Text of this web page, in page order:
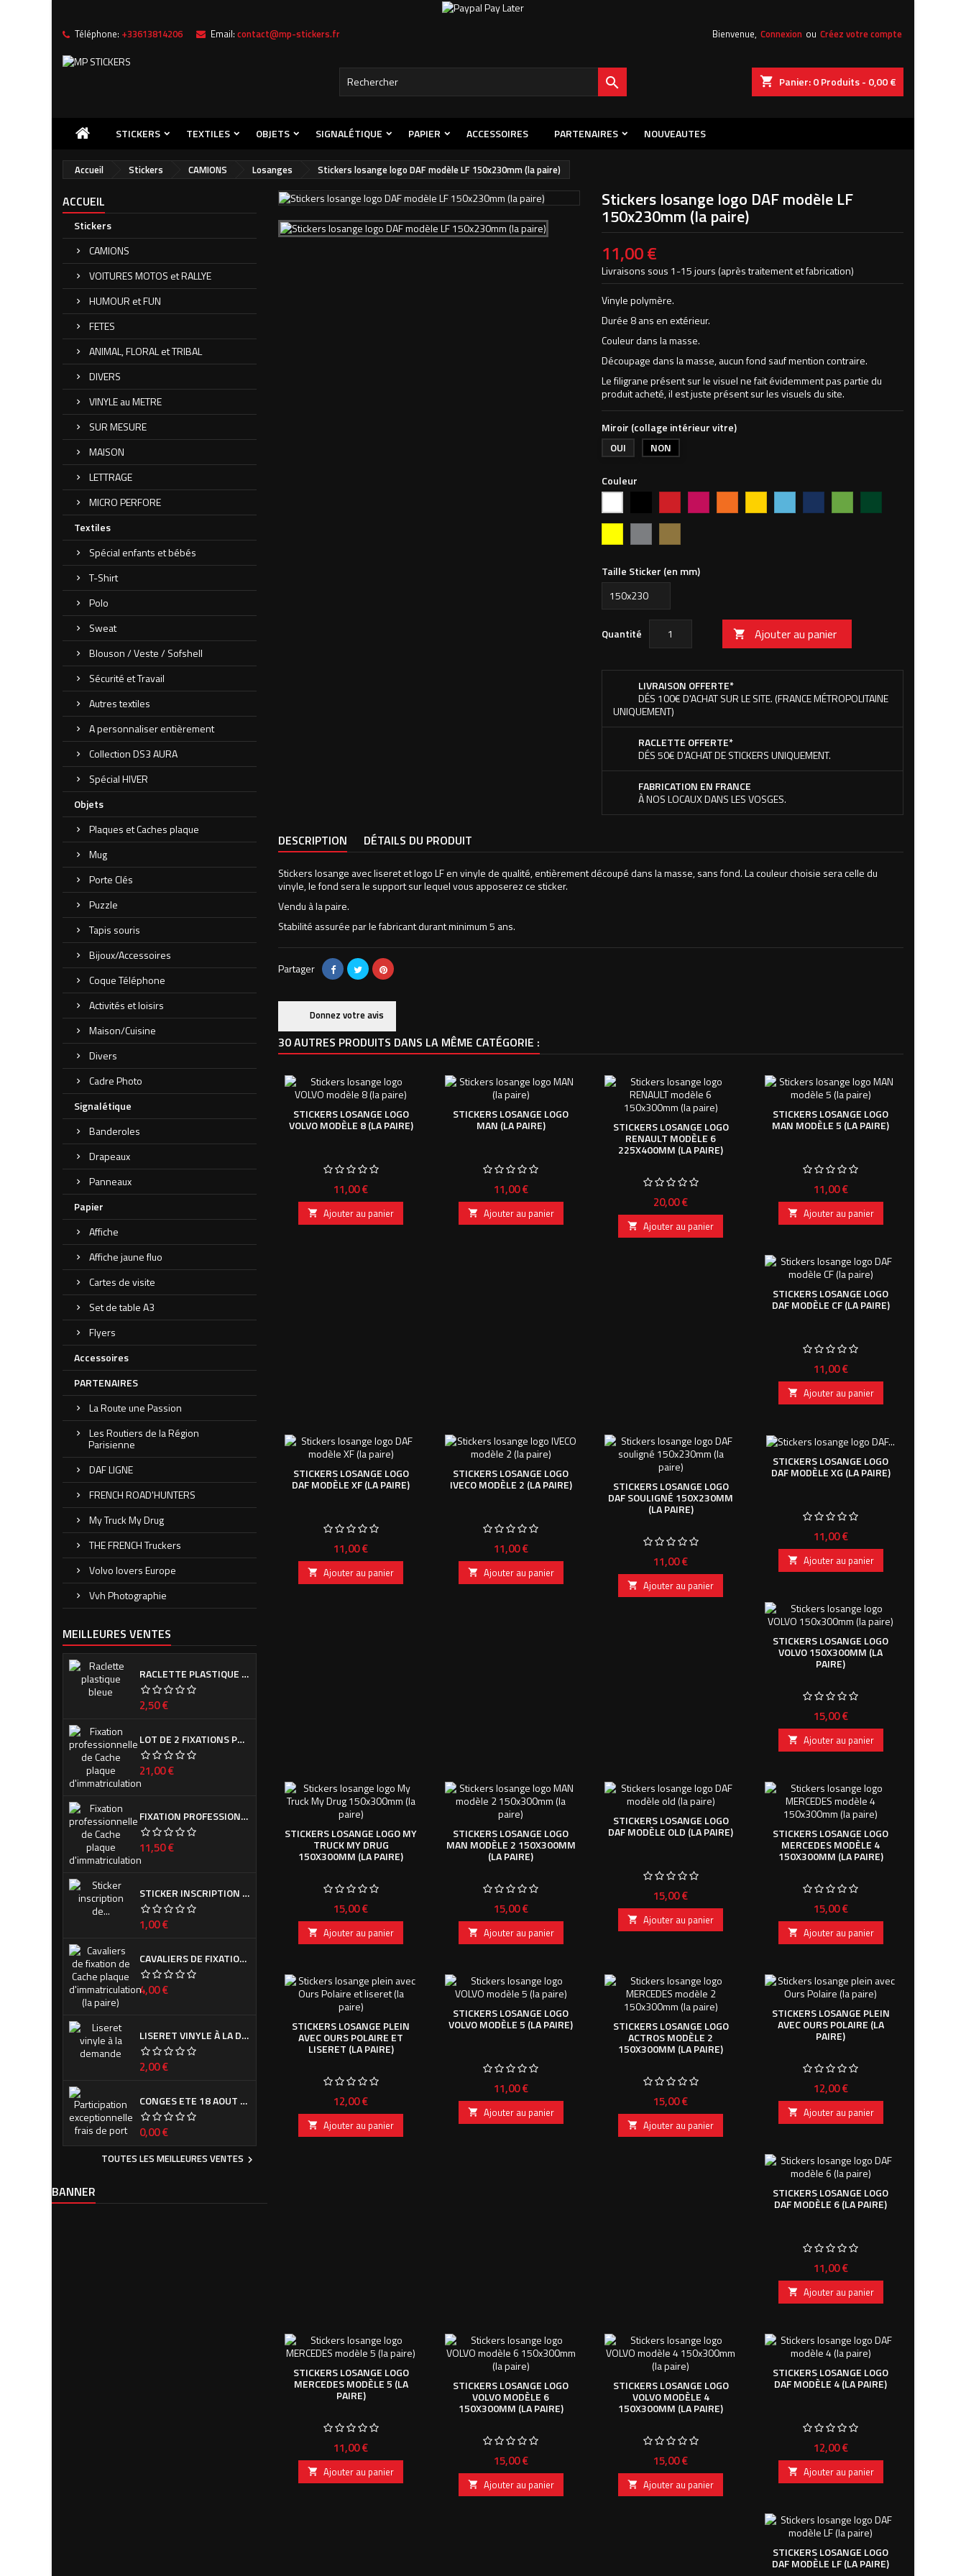
Téléphone: +33613814206 Email: contact@mp-stickers.fr Bienvenue, Connexion ou Créez votre compte
shopping_cart Panier:0Produits - 0,00 €

STICKERS TEXTILES OBJETS SIGNALÉTIQUE PAPIER ACCESSOIRES PARTENAIRES NOUVEAUTES
Accueil Stickers CAMIONS Losanges Stickers losange logo DAF modèle LF 150x230mm (la paire)
ACCUEIL
Stickers
CAMIONS
VOITURES MOTOS et RALLYE
HUMOUR et FUN
FETES
ANIMAL, FLORAL et TRIBAL
DIVERS
VINYLE au METRE
SUR MESURE
MAISON
LETTRAGE
MICRO PERFORE
Textiles
Spécial enfants et bébés
T-Shirt
Polo
Sweat
Blouson / Veste / Sofshell
Sécurité et Travail
Autres textiles
A personnaliser entièrement
Collection DS3 AURA
Spécial HIVER
Objets
Plaques et Caches plaque
Mug
Porte Clés
Puzzle
Tapis souris
Bijoux/Accessoires
Coque Téléphone
Activités et loisirs
Maison/Cuisine
Divers
Cadre Photo
Signalétique
Banderoles
Drapeaux
Panneaux
Papier
Affiche
Affiche jaune fluo
Cartes de visite
Set de table A3
Flyers
Accessoires
PARTENAIRES
La Route une Passion
Les Routiers de la Région
Parisienne
DAF LIGNE
FRENCH ROAD'HUNTERS
My Truck My Drug
THE FRENCH Truckers
Volvo lovers Europe
Vvh Photographie
MEILLEURES VENTES
RACLETTE PLASTIQUE BLEUE (OU VERTE SUIVANT ARRIVAGE)
Prix
2,50 €
LOT DE 2 FIXATIONS PROFESSIONNELLES DE CACHE PLAQUE D'IMMATRICULATION
Prix
21,00 €
FIXATION PROFESSIONNELLE DE CACHE PLAQUE D'IMMATRICULATION
Prix
11,50 €
STICKER INSCRIPTION DE CALANDRE PEUGEOT POUR 308 PHASE I ET II
Prix
1,00 €
CAVALIERS DE FIXATION DE CACHE PLAQUE D'IMMATRICULATION (LA PAIRE)
Prix
4,00 €
LISERET VINYLE À LA DEMANDE
Prix
2,00 €
CONGES ETE 18 AOUT - 8 SEPTEMBRE
Prix
0,00 €
TOUTES LES MEILLEURES VENTES 
BANNER
Stickers losange logo DAF modèle LF
150x230mm (la paire)
11,00 €
Livraisons sous 1-15 jours (après traitement et fabrication)
Vinyle polymère.
Durée 8 ans en extérieur.
Couleur dans la masse.
Découpage dans la masse, aucun fond sauf mention contraire.
Le filigrane présent sur le visuel ne fait évidemment pas partie du
produit acheté, il est juste présent sur les visuels du site.
Miroir (collage intérieur vitre)
OUI
NON
Couleur
Blanc
Rouge
vif
MagentaOrangeJaune Bleu
clair
foncé
Vert
pommeforêt
Jaune
Fluo
Taille Sticker (en mm)
Quantité  Ajouter au panier
LIVRAISON OFFERTE*
DÉS 100€ D'ACHAT SUR LE SITE. (FRANCE MÉTROPOLITAINE
UNIQUEMENT)
RACLETTE OFFERTE*
DÉS 50€ D'ACHAT DE STICKERS UNIQUEMENT.
FABRICATION EN FRANCE
À NOS LOCAUX DANS LES VOSGES.
DESCRIPTION DÉTAILS DU PRODUIT
Stickers losange avec liseret et logo LF en vinyle de qualité, entièrement découpé dans la masse, sans fond. La couleur choisie sera celle du
vinyle, le fond sera le support sur lequel vous apposerez ce sticker.
Vendu à la paire.
Stabilité assurée par le fabricant durant minimum 5 ans.
Partager
Donnez votre avis
30 AUTRES PRODUITS DANS LA MÊME CATÉGORIE :
STICKERS LOSANGE LOGO
VOLVO MODÈLE 8 (LA PAIRE)
Prix
11,00 €
 Ajouter au panier
STICKERS LOSANGE LOGO
MAN (LA PAIRE)
Prix
11,00 €
 Ajouter au panier
STICKERS LOSANGE LOGO
RENAULT MODÈLE 6
225X400MM (LA PAIRE)
Prix
20,00 €
 Ajouter au panier
STICKERS LOSANGE LOGO
MAN MODÈLE 5 (LA PAIRE)
Prix
11,00 €
 Ajouter au panier
STICKERS LOSANGE LOGO
DAF MODÈLE CF (LA PAIRE)
Prix
11,00 €
 Ajouter au panier
STICKERS LOSANGE LOGO
DAF MODÈLE XF (LA PAIRE)
Prix
11,00 €
 Ajouter au panier
STICKERS LOSANGE LOGO
IVECO MODÈLE 2 (LA PAIRE)
Prix
11,00 €
 Ajouter au panier
STICKERS LOSANGE LOGO
DAF SOULIGNÉ 150X230MM
(LA PAIRE)
Prix
11,00 €
 Ajouter au panier
STICKERS LOSANGE LOGO
DAF MODÈLE XG (LA PAIRE)
Prix
11,00 €
 Ajouter au panier
STICKERS LOSANGE LOGO
VOLVO 150X300MM (LA
PAIRE)
Prix
15,00 €
 Ajouter au panier
STICKERS LOSANGE LOGO MY
TRUCK MY DRUG
150X300MM (LA PAIRE)
Prix
15,00 €
 Ajouter au panier
STICKERS LOSANGE LOGO
MAN MODÈLE 2 150X300MM
(LA PAIRE)
Prix
15,00 €
 Ajouter au panier
STICKERS LOSANGE LOGO
DAF MODÈLE OLD (LA PAIRE)
Prix
15,00 €
 Ajouter au panier
STICKERS LOSANGE LOGO
MERCEDES MODÈLE 4
150X300MM (LA PAIRE)
Prix
15,00 €
 Ajouter au panier
STICKERS LOSANGE PLEIN
AVEC OURS POLAIRE ET
LISERET (LA PAIRE)
Prix
12,00 €
 Ajouter au panier
STICKERS LOSANGE LOGO
VOLVO MODÈLE 5 (LA PAIRE)
Prix
11,00 €
 Ajouter au panier
STICKERS LOSANGE LOGO
ACTROS MODÈLE 2
150X300MM (LA PAIRE)
Prix
15,00 €
 Ajouter au panier
STICKERS LOSANGE PLEIN
AVEC OURS POLAIRE (LA
PAIRE)
Prix
12,00 €
 Ajouter au panier
STICKERS LOSANGE LOGO
DAF MODÈLE 6 (LA PAIRE)
Prix
11,00 €
 Ajouter au panier
STICKERS LOSANGE LOGO
MERCEDES MODÈLE 5 (LA
PAIRE)
Prix
11,00 €
 Ajouter au panier
STICKERS LOSANGE LOGO
VOLVO MODÈLE 6
150X300MM (LA PAIRE)
Prix
15,00 €
 Ajouter au panier
STICKERS LOSANGE LOGO
VOLVO MODÈLE 4
150X300MM (LA PAIRE)
Prix
15,00 €
 Ajouter au panier
STICKERS LOSANGE LOGO
DAF MODÈLE 4 (LA PAIRE)
Prix
12,00 €
 Ajouter au panier
STICKERS LOSANGE LOGO
DAF MODÈLE LF (LA PAIRE)
Mes listes d'envies
add_circle_outlineCréer une nouvelle liste
((title))
((cancelText))
Connexion
Vous devez être connecté pour ajouter des produits à votre liste d'envies.